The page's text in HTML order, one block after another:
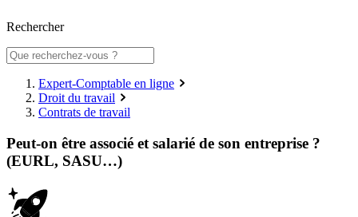
Rechercher
Expert-Comptable en ligne
Droit du travail
Contrats de travail
Peut-on être associé et salarié de son entreprise ?
(EURL, SASU…)